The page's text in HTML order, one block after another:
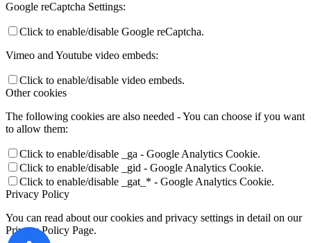
Google reCaptcha Settings:
Click to enable/disable Google reCaptcha.
Vimeo and Youtube video embeds:
Click to enable/disable video embeds.
Other cookies
The following cookies are also needed - You can choose if you want
to allow them:
Click to enable/disable _ga - Google Analytics Cookie.
Click to enable/disable _gid - Google Analytics Cookie.
Click to enable/disable _gat_* - Google Analytics Cookie.
Privacy Policy
You can read about our cookies and privacy settings in detail on our
Privacy Policy Page.